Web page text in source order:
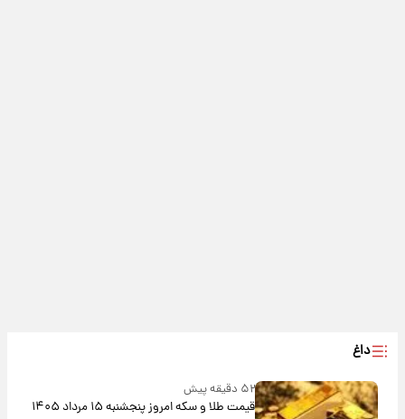
داغ
۵۲ دقیقه پیش
قیمت طلا و سکه امروز پنجشنبه ۱۵ مرداد ۱۴۰۵